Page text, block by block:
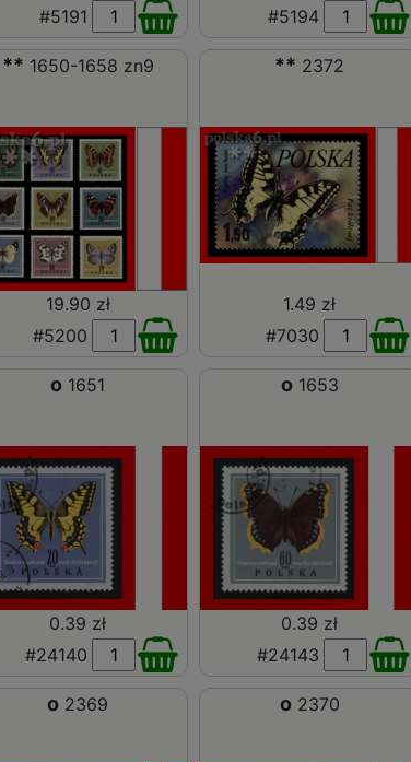
#5191
#5194
** 1650-1658 zn9
19.90 zł
#5200
** 2372
1.49 zł
#7030
o 1651
0.39 zł
#24140
o1653
0.39 zł
#24143
o 2369 o2370